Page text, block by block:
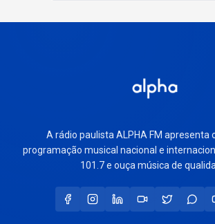
A rádio paulista ALPHA FM apresenta
programação musical nacional e
101.7 e ouça música de